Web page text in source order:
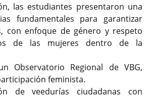
las estudiantes presentaron una
fundamentales para garantizar
con enfoque de género y respeto
de las mujeres dentro de la
Observatorio Regional de VBG,
feminista.
de veedurías ciudadanas con